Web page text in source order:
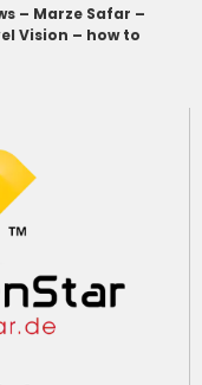
– Marze Safar –
Vision – how to